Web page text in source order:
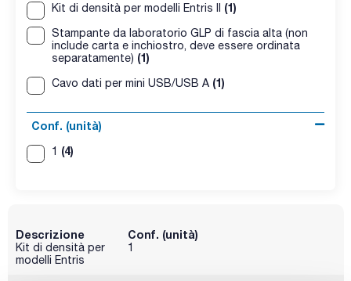
Kit di densità per modelli Entris II (1)
Stampante da laboratorio GLP di fascia alta (non
include carta e inchiostro, deve essere ordinata
separatamente) (1)
Cavo dati per mini USB/USB A (1)
Conf. (unità)
1 (4)
Descrizione
Kit di densità per
modelli Entris
Conf. (unità)
1